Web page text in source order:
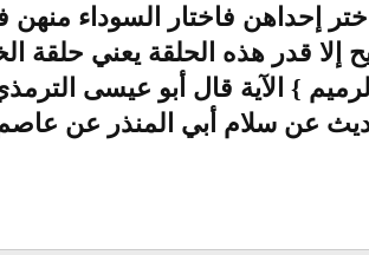
إحداهن فاختار السوداء منهن
إلا قدر هذه الحلقة يعني حلقة
} الآية قال أبو عيسى
عن سلام أبي المنذر عن